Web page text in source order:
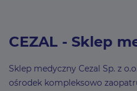
CEZAL - Sklep
Sklep medyczny Cezal Sp. z
ośrodek kompleksowo